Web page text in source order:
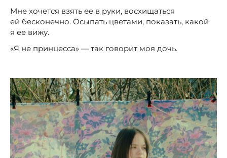
Мне хочется взять ее в руки, восхищаться
ей бесконечно. Осыпать цветами, показать, какой
я ее вижу.
«Я не принцесса» — так говорит моя дочь.